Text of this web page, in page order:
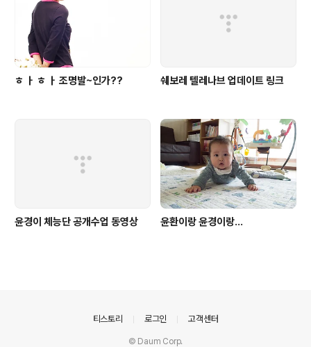
ㅎ ㅏ ㅎ ㅏ 조명발~인가?? 쉐보레 텔레나브 업데이트 링크
윤경이 체능단 공개수업 동영상 윤환이랑 윤경이랑...
티스토리 로그인 고객센터
© Daum Corp.